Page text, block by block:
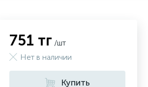
751 тг /шт
Нет в наличии
Купить